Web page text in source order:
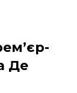
Де